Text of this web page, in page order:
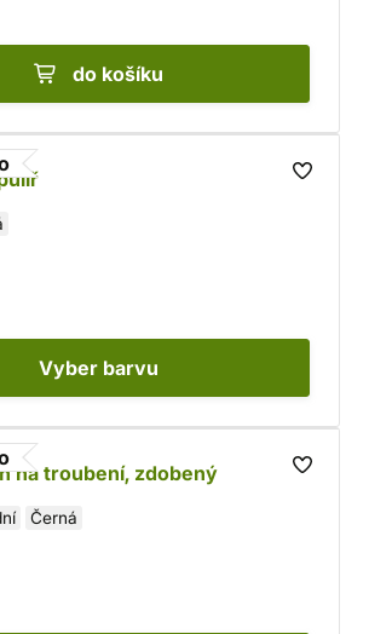
do košíku
Vyber barvu
na troubení, zdobený
Černá